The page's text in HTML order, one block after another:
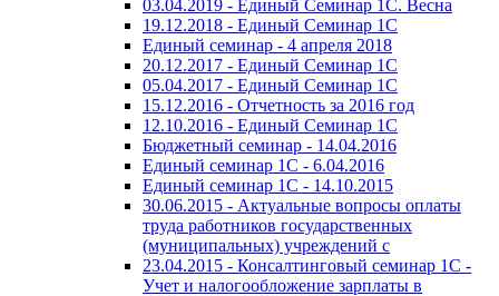
03.04.2019 - Единый Семинар 1С. Весна
19.12.2018 - Единый Семинар 1С
Единый семинар - 4 апреля 2018
20.12.2017 - Единый Семинар 1С
05.04.2017 - Единый Семинар 1С
15.12.2016 - Отчетность за 2016 год
12.10.2016 - Единый Семинар 1С
Бюджетный семинар - 14.04.2016
Единый семинар 1С - 6.04.2016
Единый семинар 1С - 14.10.2015
30.06.2015 - Актуальные вопросы оплаты
труда работников государственных
(муниципальных) учреждений с
23.04.2015 - Консалтинговый семинар 1С -
Учет и налогообложение зарплаты в